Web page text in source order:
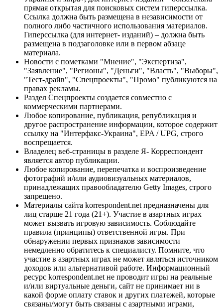
прямая открытая для поисковых систем гиперссылка.
Ссылка должна быть размещена в независимости от
полного либо частичного использования материалов.
Гиперссылка (для интернет- изданий) – должна быть
размещена в подзаголовке или в первом абзаце
материала.
Новости с пометками "Мнение", "Экспертиза",
"Заявление", "Регионы", "Деньги", "Власть", "Выборы",
"Тест-драйв", "Спецпроекты", "Промо" публикуются на
правах рекламы.
Раздел Спецпроекты создается совместно с
коммерческими партнерами.
Любое копирование, публикация, републикация и
другое распространение информации, которое содержит
ссылку на "Интерфакс-Украина", EPA / UPG, строго
воспрещается.
Владелец веб-страницы в разделе Я- Корреспондент
является автор публикации.
Любое копирование, перепечатка и воспроизведение
фотографий и/или аудиовизуальных материалов,
принадлежащих правообладателю Getty Images, строго
запрещено.
Материалы сайта korrespondent.net предназначены для
лиц старше 21 года (21+). Участие в азартных играх
может вызвать игровую зависимость. Соблюдайте
правила (принципы) ответственной игры. При
обнаружении первых признаков зависимости
немедленно обратитесь к специалисту. Помните, что
участие в азартных играх не может являться источником
доходов или альтернативой работе. Информационный
ресурс korrespondent.net не проводит игры на реальные
и/или виртуальные деньги, сайт не принимает ни в
какой форме оплату ставок и других платежей, которые
связаны/могут быть связаны с азартными играми,